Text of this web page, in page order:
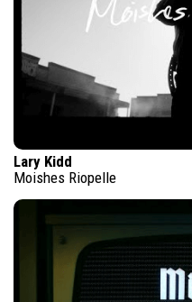
Lary Kidd
Moishes Riopelle